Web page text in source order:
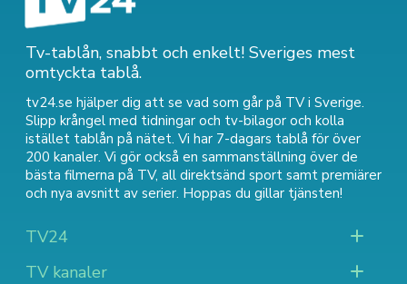
Tv-tablån, snabbt och enkelt! Sveriges mest
omtyckta tablå.
tv24.se hjälper dig att se vad som går på TV i Sverige.
Slipp krångel med tidningar och tv-bilagor och kolla
istället tablån på nätet. Vi har 7-dagars tablå för över
200 kanaler. Vi gör också en sammanställning över de
bästa filmerna på TV, all direktsänd sport samt premiärer
och nya avsnitt av serier. Hoppas du gillar tjänsten!
TV24
TV kanaler